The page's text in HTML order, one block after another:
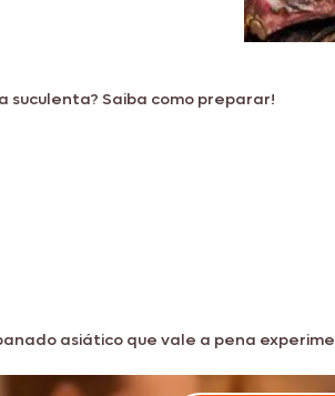
suculenta? Saiba como preparar!
asiático que vale a pena